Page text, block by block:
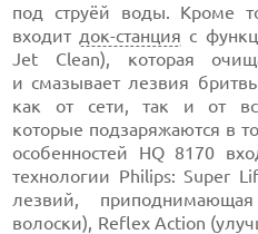
под струёй воды. Кроме
входит док-станция с
Jet Clean), которая
и смазывает лезвия
как от сети, так и от
которые подзаряжаются в
особенностей HQ 8170
технологии Philips: Super
лезвий,
волоски), Reflex Action